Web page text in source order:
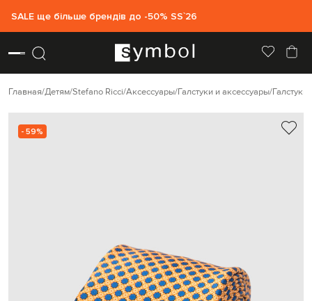
SALE ще більше брендів до -50% SS`26
Главная Детям Stefano Ricci Аксессуары Галстуки и аксессуары Галстуки
- 59%